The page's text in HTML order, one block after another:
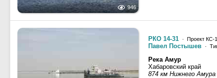
946
РКО 14-31 · Проект
Павел Постышев ·
Река Амур
Хабаровский край
874 км Нижнего Амура